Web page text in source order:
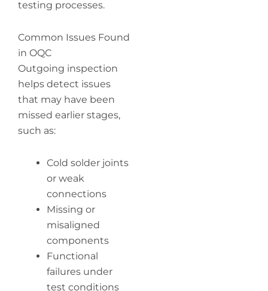
testing processes.
Common Issues Found
in OQC
Outgoing inspection
helps detect issues
that may have been
missed earlier stages,
such as:
Cold solder joints
or weak
connections
Missing or
misaligned
components
Functional
failures under
test conditions